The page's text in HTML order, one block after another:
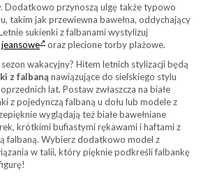
Dodatkowo przynoszą ulgę także typowo
takim jak przewiewna bawełna, oddychający
sukienki z falbanami wystylizuj
oraz plecione torby plażowe.
wakacyjny? Hitem letnich stylizacji będą
z falbaną nawiązujące do sielskiego stylu
lat. Postaw zwłaszcza na białe
z pojedynczą falbaną u dołu lub modele z
wyglądają też białe bawełniane
krótkimi bufiastymi rękawami i haftami z
falbaną. Wybierz dodatkowo model z
w talii, który pięknie podkreśli falbankę